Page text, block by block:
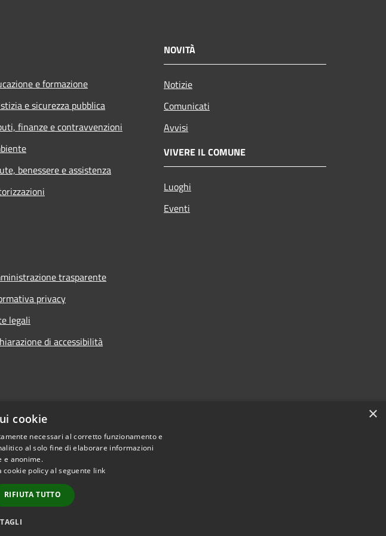
e formazione
e sicurezza pubblica
finanze e contravvenzioni
benessere e assistenza
NOVITÀ
Notizie
Comunicati
Avvisi
VIVERE IL COMUNE
Luoghi
Eventi
trasparente
privacy
legali
di accessibilità
Copyright © 2026 • Comune di Caltanissetta • Powered by
×
cookie
necessari al corretto funzionamento e
al solo fine di elaborare informazioni
e anonime.
policy al seguente link
RIFIUTA TUTTO